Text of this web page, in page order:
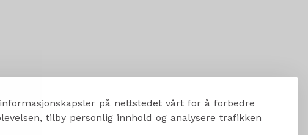
på nettstedet vårt for å forbedre
tilby personlig innhold og analysere trafikken